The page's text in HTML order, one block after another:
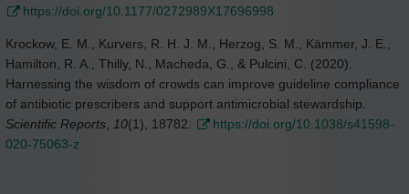
https://doi.org/10.1177/0272989X17696998
Krockow, E. M., Kurvers, R. H. J. M., Herzog, S. M., Kämmer, J. E.,
Hamilton, R. A., Thilly, N., Macheda, G., & Pulcini, C. (2020).
Harnessing the wisdom of crowds can improve guideline compliance
of antibiotic prescribers and support antimicrobial stewardship.
Scientific Reports, 10(1), 18782.
https://doi.org/10.1038/s41598-
020-75063-z